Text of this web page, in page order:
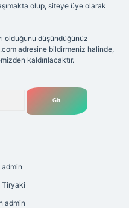
olup, siteye üye olarak
olduğunu düşündüğünüz
adresine bildirmeniz halinde,
kaldırılacaktır.
admin
Tiryaki
admin